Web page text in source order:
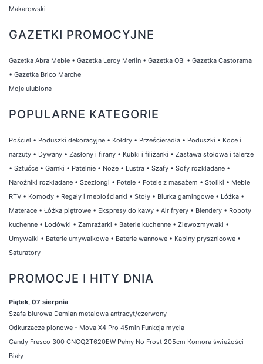
Makarowski
GAZETKI PROMOCYJNE
Gazetka Abra Meble • Gazetka Leroy Merlin • Gazetka OBI • Gazetka Castorama
• Gazetka Brico Marche
Moje ulubione
POPULARNE KATEGORIE
Pościel • Poduszki dekoracyjne • Kołdry • Prześcieradła • Poduszki • Koce i
narzuty • Dywany • Zasłony i firany • Kubki i filiżanki • Zastawa stołowa i talerze
• Sztućce • Garnki • Patelnie • Noże • Lustra • Szafy • Sofy rozkładane •
Narożniki rozkładane • Szezlongi • Fotele • Fotele z masażem • Stoliki • Meble
RTV • Komody • Regały i meblościanki • Stoły • Biurka gamingowe • Łóżka •
Materace • Łóżka piętrowe • Ekspresy do kawy • Air fryery • Blendery • Roboty
kuchenne • Lodówki • Zamrażarki • Baterie kuchenne • Zlewozmywaki •
Umywalki • Baterie umywalkowe • Baterie wannowe • Kabiny prysznicowe •
Saturatory
PROMOCJE I HITY DNIA
Piątek, 07 sierpnia
Szafa biurowa Damian metalowa antracyt/czerwony
Odkurzacze pionowe - Mova X4 Pro 45min Funkcja mycia
Candy Fresco 300 CNCQ2T620EW Pełny No Frost 205cm Komora świeżości
Biały